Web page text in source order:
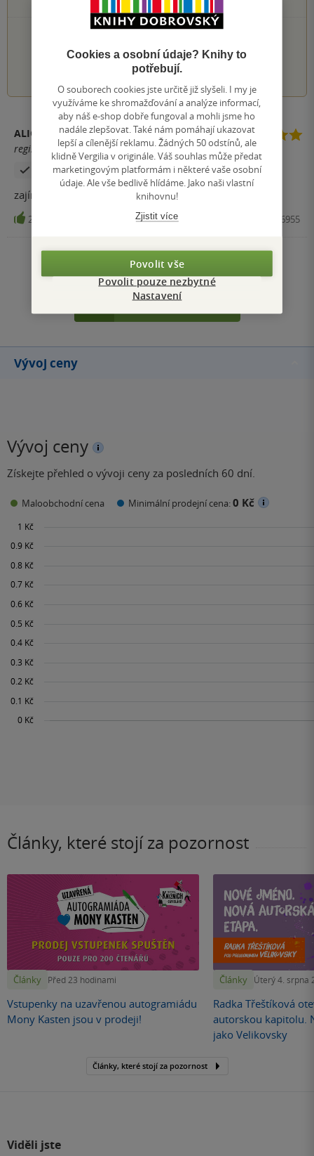
PŘIDEJTE SVÉ HODNOCENÍ KNIHY
3 4 5
ALICE NERADOVÁ
registrovaný uživatel
Zakoupil produkt
zajímavé téma
25 Kniha, MOTTO, 2012, 9788072466955
Zobrazit všechna hodnocení
Přidat hodnocení
Vývoj ceny
Vývoj ceny
Získejte přehled o vývoji ceny za posledních 60 dní.
Maloobchodní cena Minimální prodejní cena:0 Kč
Články, které stojí za pozornost
Články Před 23 hodinami
Vstupenky na uzavřenou autogramiádu
Mony Kasten jsou v prodeji!
Články Úterý 4. srpna
Radka Třeštíková
autorskou kapitolu.
jako Velikovsky
Články, které stojí za pozornost
Viděli jste
Cookies a osobní údaje? Knihy to
potřebují.
O souborech cookies jste určitě již slyšeli. I my je
využíváme ke shromažďování a analýze informací,
aby náš e-shop dobře fungoval a mohli jsme ho
nadále zlepšovat. Také nám pomáhají ukazovat
lepší a cílenější reklamu. Žádných 50 odstínů, ale
klidně Vergilia v originále. Váš souhlas může předat
marketingovým platformám i některé vaše osobní
údaje. Ale vše bedlivě hlídáme. Jako naši vlastní
knihovnu!
Zjistit více
Povolit vše
Povolit pouze nezbytné
Nastavení